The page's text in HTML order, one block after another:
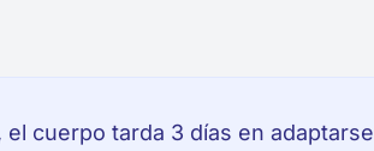
el cuerpo tarda 3 días en adaptarse